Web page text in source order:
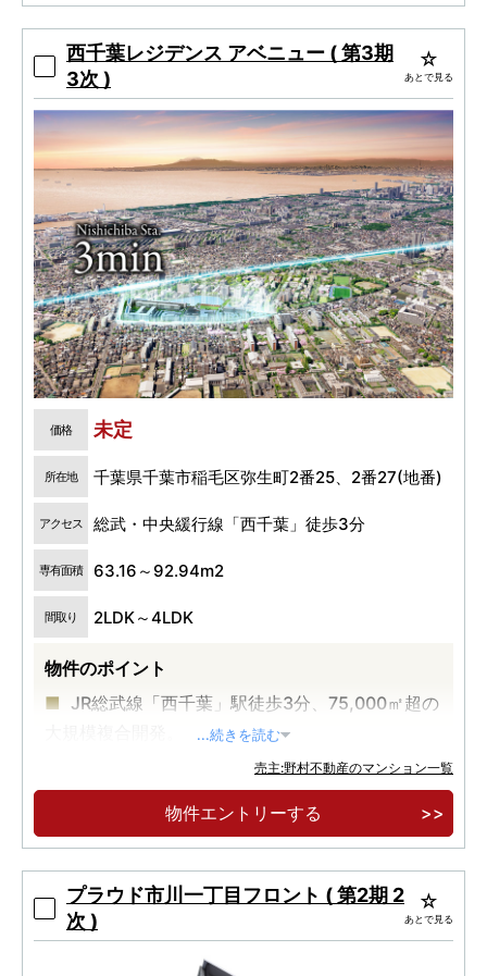
西千葉レジデンス アベニュー ( 第3期
3次 )
あとで見る
価格 未定
所在地 千葉県千葉市稲毛区弥生町2番25、2番27(地番)
アクセス 総武・中央緩行線「西千葉」徒歩3分
専有面積 63.16～92.94m2
間取り 2LDK～4LDK
物件のポイント
JR総武線「西千葉」駅徒歩3分、75,000㎡超の
12,000㎡超キャンパスパーク中心、多世代が集
う新しいまち。
緑の並木道に囲まれた全512邸、西千葉レジデ
...続きを読む
売主:野村不動産のマンション一覧
物件エントリーする
プラウド市川一丁目フロント ( 第2期 2
次 )
あとで見る